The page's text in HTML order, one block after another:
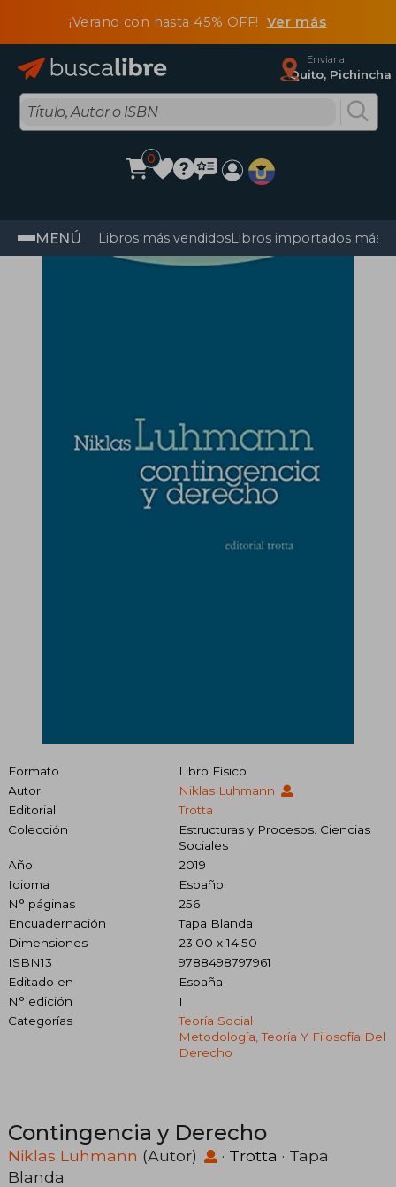
¡Verano con hasta 45% OFF! Ver más
Enviar a
Quito, Pichincha
0
MENÚ Libros más vendidosLibros importados más
Formato
Libro Físico
Autor
Niklas Luhmann
Editorial
Trotta
Colección
Estructuras y Procesos. Ciencias
Sociales
Año
2019
Idioma
Español
N° páginas
256
Encuadernación
Tapa Blanda
Dimensiones
23.00 x 14.50
ISBN13
9788498797961
Editado en
España
N° edición
1
Categorías
Teoría Social
Metodología, Teoría Y Filosofía Del
Derecho
Contingencia y Derecho
Niklas Luhmann (Autor) · Trotta · Tapa
Blanda